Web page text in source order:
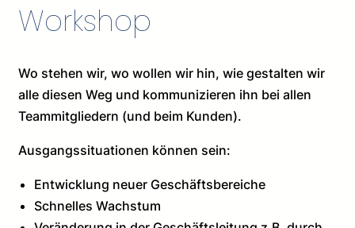
Workshop
Wo stehen wir, wo wollen wir hin, wie gestalten wir
alle diesen Weg und kommunizieren ihn bei allen
Teammitgliedern (und beim Kunden).
Ausgangssituationen können sein:
Entwicklung neuer Geschäftsbereiche
Schnelles Wachstum